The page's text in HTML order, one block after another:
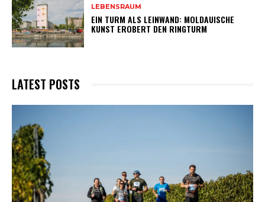
LEBENSRAUM
EIN TURM ALS LEINWAND: MOLDAUISCHE
KUNST EROBERT DEN RINGTURM
LATEST POSTS